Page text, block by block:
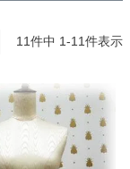
11件中 1-11件表示